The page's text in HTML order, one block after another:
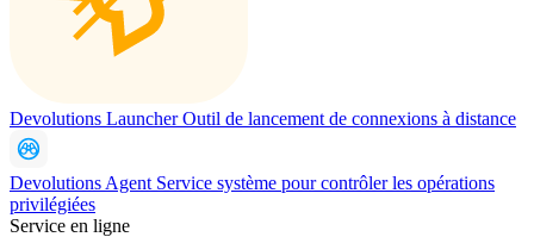
Devolutions LauncherOutil de lancement de connexions à distance
Devolutions Agent Service système pour contrôler les opérations
privilégiées
Service en ligne